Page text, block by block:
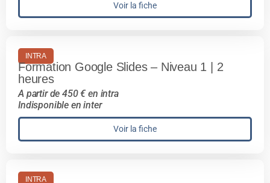
Voir la fiche
INTRA
Formation Google Slides – Niveau 1 | 2
heures
A partir de 450 € en intra
Indisponible en inter
Voir la fiche
INTRA